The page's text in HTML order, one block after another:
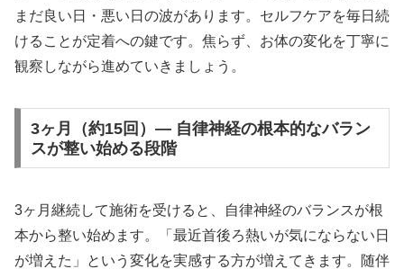
まだ良い日・悪い日の波があります。セルフケアを毎日続
けることが定着への鍵です。焦らず、お体の変化を丁寧に
観察しながら進めていきましょう。
3ヶ月（約15回）— 自律神経の根本的なバラン
スが整い始める段階
3ヶ月継続して施術を受けると、自律神経のバランスが根
本から整い始めます。「最近首後ろ熱いが気にならない日
が増えた」という変化を実感する方が増えてきます。随伴